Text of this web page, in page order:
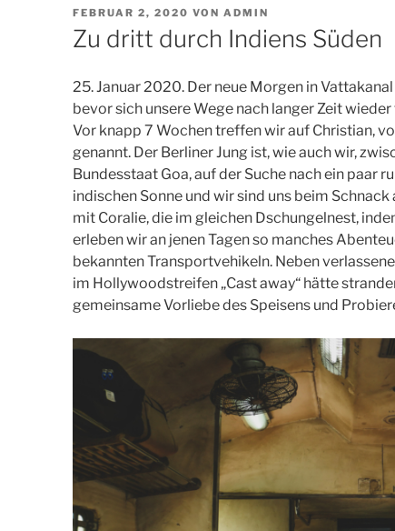
VERÖFFENTLICHT
AM
FEBRUAR 2, 2020 VON ADMIN
Zu dritt durch Indiens Süden
25. Januar 2020. Der neue Morgen in
bevor sich unsere Wege nach langer Zeit wieder
Vor knapp 7 Wochen treffen wir auf Christian,
genannt. Der Berliner Jung ist, wie auch wir,
Bundesstaat Goa, auf der Suche nach ein paar
indischen Sonne und wir sind uns beim
mit Coralie, die im gleichen Dschungelnest,
erleben wir an jenen Tagen so manches
bekannten Transportvehikeln. Neben
im Hollywoodstreifen „Cast away“ hätte
gemeinsame Vorliebe des Speisens und